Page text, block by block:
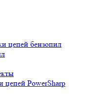
цепей бензопил
цепей PowerSharp